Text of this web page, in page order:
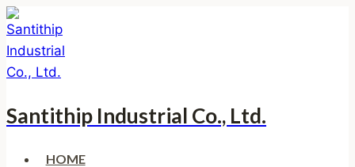
Skip
to
content
Santithip Industrial Co., Ltd.
HOME